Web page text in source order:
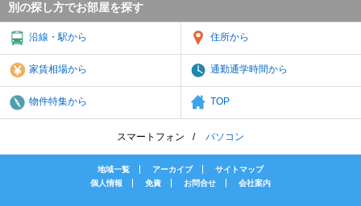
別の探し方でお部屋を探す
沿線・駅から 住所から
家賃相場から 通勤通学時間から
物件特集から TOP
スマートフォン パソコン
地域一覧 アーカイブ
サイトマップ
個人情報
免責 お問合せ 会社案内